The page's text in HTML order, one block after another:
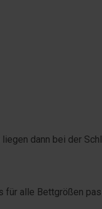
dann bei der
für alle Bettgrößen